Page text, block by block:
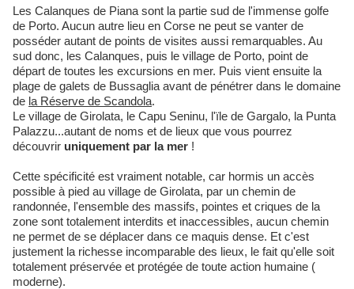
Les Calanques de Piana sont la partie sud de l'immense golfe
de Porto. Aucun autre lieu en Corse ne peut se vanter de
posséder autant de points de visites aussi remarquables. Au
sud donc, les Calanques, puis le village de Porto, point de
départ de toutes les excursions en mer. Puis vient ensuite la
plage de galets de Bussaglia avant de pénétrer dans le domaine
de la Réserve de Scandola.
Le village de Girolata, le Capu Seninu, l'ïle de Gargalo, la Punta
Palazzu...autant de noms et de lieux que vous pourrez
découvrir uniquement par la mer !
Cette spécificité est vraiment notable, car hormis un accès
possible à pied au village de Girolata, par un chemin de
randonnée, l'ensemble des massifs, pointes et criques de la
zone sont totalement interdits et inaccessibles, aucun chemin
ne permet de se déplacer dans ce maquis dense. Et c'est
justement la richesse incomparable des lieux, le fait qu'elle soit
totalement préservée et protégée de toute action humaine (
moderne).